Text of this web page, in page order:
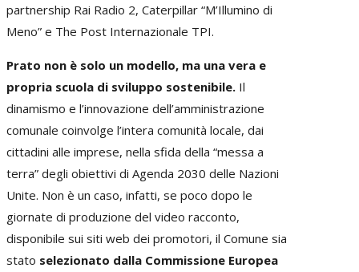
partnership Rai Radio 2, Caterpillar “M’Illumino di
Meno” e The Post Internazionale TPI.
Prato non è solo un modello, ma una vera e
propria scuola di sviluppo sostenibile. Il
dinamismo e l’innovazione dell’amministrazione
comunale coinvolge l’intera comunità locale, dai
cittadini alle imprese, nella sfida della “messa a
terra” degli obiettivi di Agenda 2030 delle Nazioni
Unite. Non è un caso, infatti, se poco dopo le
giornate di produzione del video racconto,
disponibile sui siti web dei promotori, il Comune sia
stato selezionato dalla Commissione Europea